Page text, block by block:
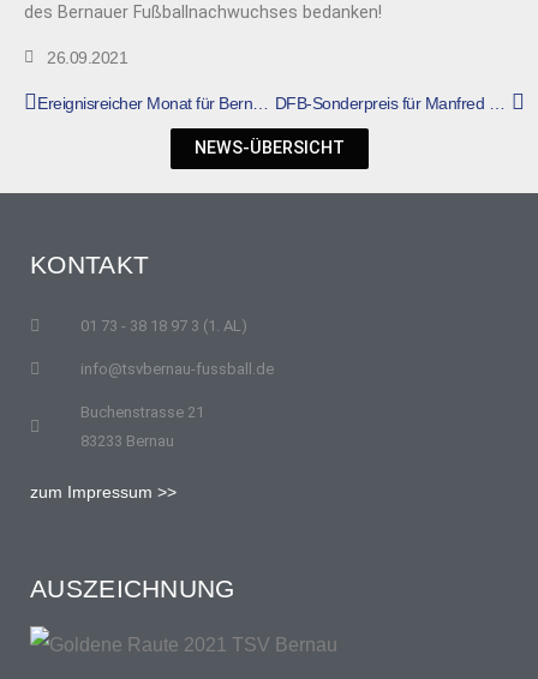
des Bernauer Fußballnachwuchses bedanken!
26.09.2021
NEWS-ÜBERSICHT
KONTAKT
01 73 - 38 18 97 3 (1. AL)
info@tsvbernau-fussball.de
Buchenstrasse 21
83233 Bernau
zum Impressum >>
AUSZEICHNUNG